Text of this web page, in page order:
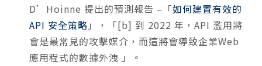
D’Hoinne 提出的預測報告 –「如何建置有效的
API 安全策略 」，「[b] 到 2022 年，API 濫用將
會是最常見的攻擊媒介，而這將會導致企業Web
應用程式的數據外洩 」。